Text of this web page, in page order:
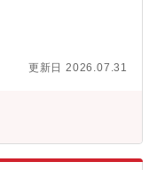
の検討・推進および
析M&A、業務提携、
協業企画競争優位性確
プロジェクト推進社
資金管理および運用、
集職種の期待役割「財
ます。NRIでは、長期
動きだしています。
スの取れた財務戦略
で以上に高い水準で
ビリティ経営を財務面
取り組んでいます（グ
更新日 2026.07.31